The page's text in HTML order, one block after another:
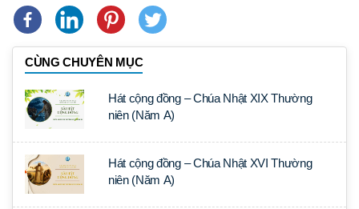
CÙNG CHUYÊN MỤC
Hát cộng đồng – Chúa Nhật XIX Thường
niên (Năm A)
Hát cộng đồng – Chúa Nhật XVI Thường
niên (Năm A)